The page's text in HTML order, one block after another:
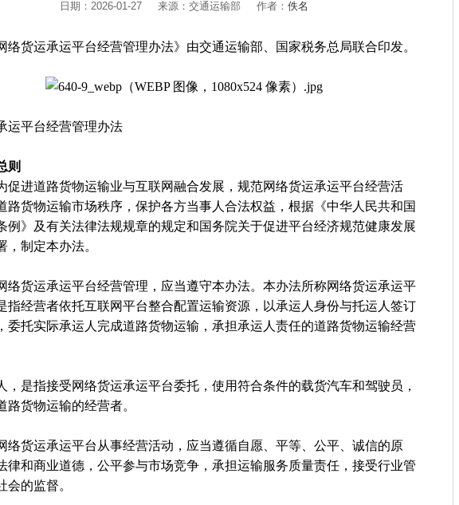
日期：2026-01-27 来源：交通运输部 作者： 佚名
络货运承运平台经营管理办法》由交通运输部、国家税务总局联合印发。
运平台经营管理办法
则
进道路货物运输业与互联网融合发展，规范网络货运承运平台经营活
路货物运输市场秩序，保护各方当事人合法权益，根据《中华人民共和国
例》及有关法律法规规章的规定和国务院关于促进平台经济规范健康发展
，制定本办法。
货运承运平台经营管理，应当遵守本办法。本办法所称网络货运承运平
指经营者依托互联网平台整合配置运输资源，以承运人身份与托运人签订
委托实际承运人完成道路货物运输，承担承运人责任的道路货物运输经营
，是指接受网络货运承运平台委托，使用符合条件的载货汽车和驾驶员，
路货物运输的经营者。
货运承运平台从事经营活动，应当遵循自愿、平等、公平、诚信的原
律和商业道德，公平参与市场竞争，承担运输服务质量责任，接受行业管
会的监督。